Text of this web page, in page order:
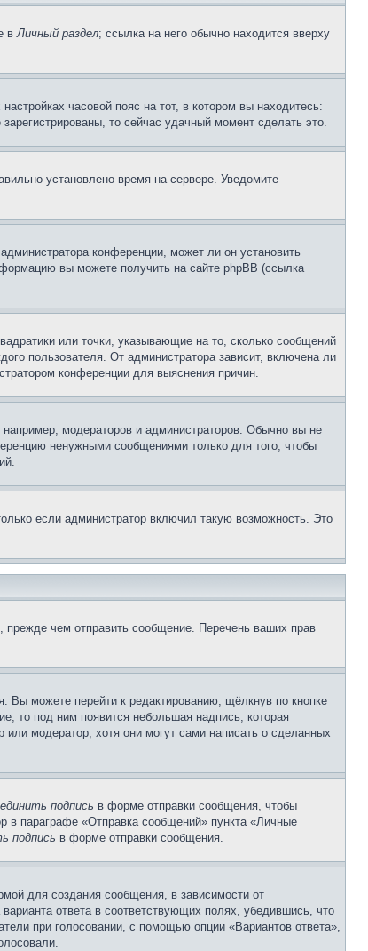
вЛичный раздел; ссылка на него обычно находится вверху
часовой пояс на тот, в котором вы находитесь:
то сейчас удачный момент сделать это.
установлено время на сервере. Уведомите
конференции, может ли он установить
вы можете получить на сайте phpBB (ссылка
или точки, указывающие на то, сколько сообщений
пользователя. От администратора зависит, включена ли
конференции для выяснения причин.
модераторов и администраторов. Обычно вы не
ненужными сообщениями только для того, чтобы
если администратор включил такую возможность. Это
чем отправить сообщение. Перечень ваших прав
Вы можете перейти к редактированию, щёлкнув по кнопке
то под ним появится небольшая надпись, которая
модератор, хотя они могут сами написать о сделанных
подпись в форме отправки сообщения, чтобы
параграфе «Отправка сообщений» пункта «Личные
подпись в форме отправки сообщения.
для создания сообщения, в зависимости от
ответа в соответствующих полях, убедившись, что
при голосовании, с помощью опции «Вариантов ответа»,